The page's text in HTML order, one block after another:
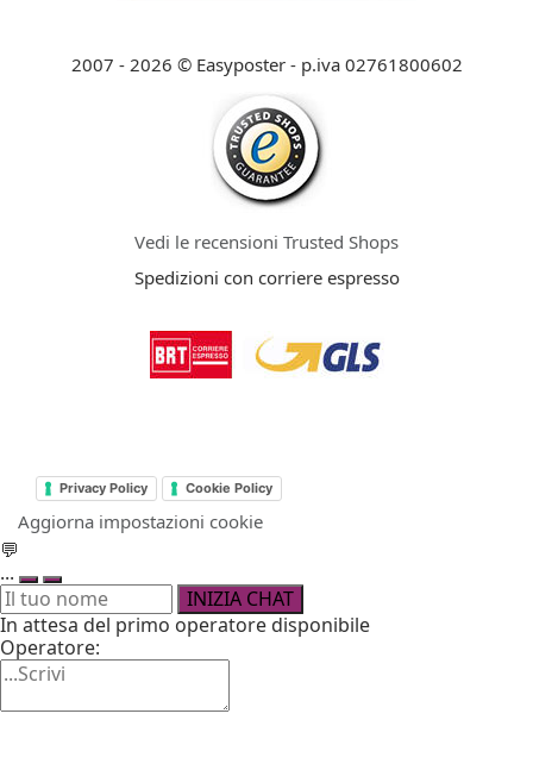
2007 - 2026 © Easyposter - p.iva 02761800602
Vedi le recensioni Trusted Shops
Spedizioni con corriere espresso
Privacy Policy Cookie Policy
Aggiorna impostazioni cookie
💬
...
INIZIA CHAT
In attesa del primo operatore disponibile
Operatore: